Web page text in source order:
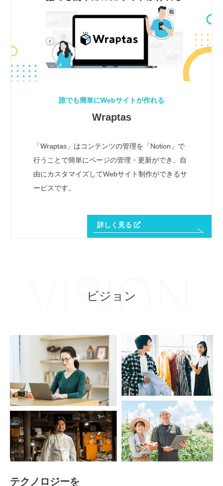
誰でも簡単にWebサイトが作れる
Wraptas
「Wraptas」はコンテンツの管理を「Notion」で
行うことで簡単にページの管理・更新ができ、自
由にカスタマイズしてWebサイト制作ができるサ
ービスです。
詳しく見る
ビジョン
テクノロジーを